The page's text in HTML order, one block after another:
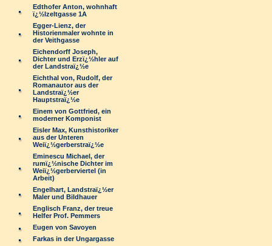
Edthofer Anton, wohnhaft
ï¿½lzeltgasse 1A
Egger-Lienz, der
Historienmaler wohnte in
der Veithgasse
Eichendorff Joseph,
Dichter und Erzï¿½hler auf
der Landstraï¿½e
Eichthal von, Rudolf, der
Romanautor aus der
Landstraï¿½er
Hauptstraï¿½e
Einem von Gottfried, ein
moderner Komponist
Eisler Max, Kunsthistoriker
aus der Unteren
Weiï¿½gerberstraï¿½e
Eminescu Michael, der
rumï¿½nische Dichter im
Weiï¿½gerberviertel (in
Arbeit)
Engelhart, Landstraï¿½er
Maler und Bildhauer
Englisch Franz, der treue
Helfer Prof. Pemmers
Eugen von Savoyen
Farkas in der Ungargasse